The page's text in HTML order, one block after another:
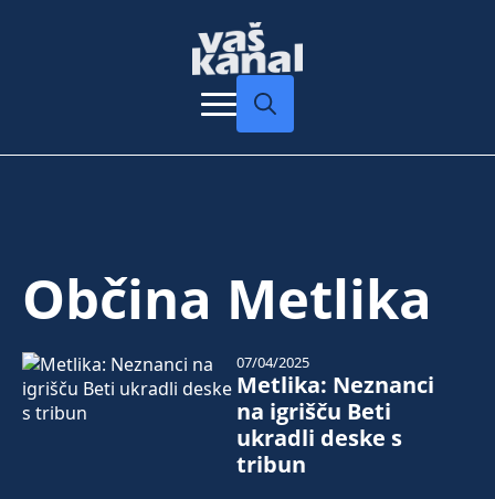
Občina Metlika
Metlika: Neznanci
na igrišču Beti
ukradli deske s
tribun
07/04/2025